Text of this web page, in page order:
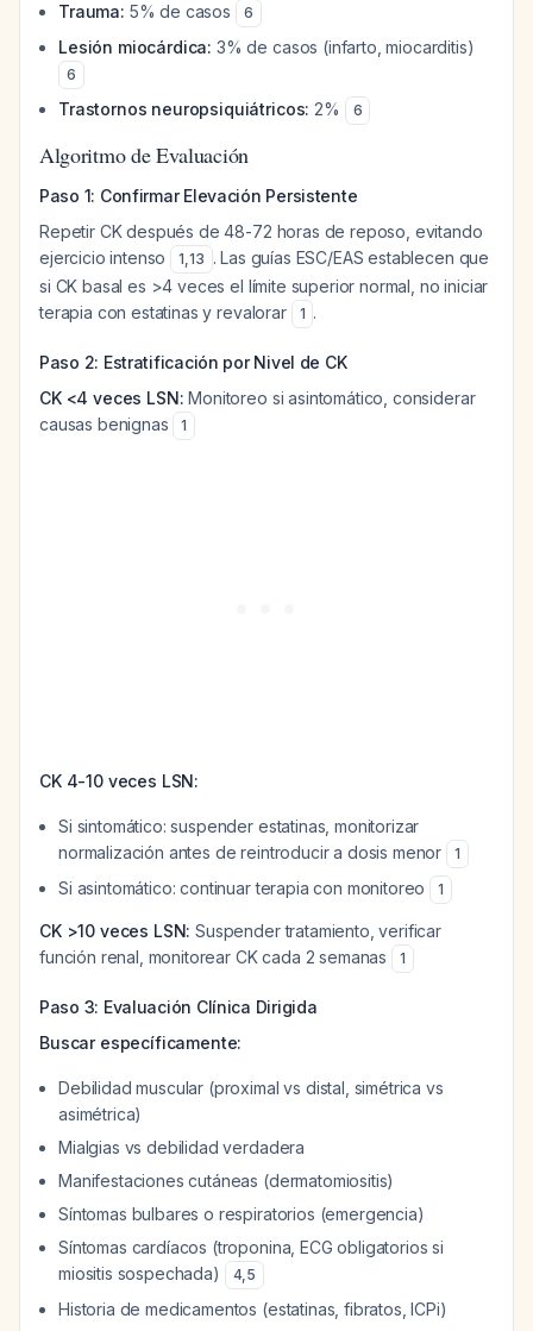
Trauma: 5% de casos 6
Lesión miocárdica: 3% de casos (infarto, miocarditis)
6
Trastornos neuropsiquiátricos: 2% 6
Algoritmo de Evaluación
Paso 1: Confirmar Elevación Persistente
Repetir CK después de 48-72 horas de reposo, evitando
ejercicio intenso
1,13 . Las guías ESC/EAS establecen que
si CK basal es >4 veces el límite superior normal, no iniciar
terapia con estatinas y revalorar
1 .
Paso 2: Estratificación por Nivel de CK
CK <4 veces LSN: Monitoreo si asintomático, considerar
causas benignas
1
CK 4-10 veces LSN:
Si sintomático: suspender estatinas, monitorizar
normalización antes de reintroducir a dosis menor
1
Si asintomático: continuar terapia con monitoreo 1
CK >10 veces LSN: Suspender tratamiento, verificar
función renal, monitorear CK cada 2 semanas
1
Paso 3: Evaluación Clínica Dirigida
Buscar específicamente:
Debilidad muscular (proximal vs distal, simétrica vs
asimétrica)
Mialgias vs debilidad verdadera
Manifestaciones cutáneas (dermatomiositis)
Síntomas bulbares o respiratorios (emergencia)
Síntomas cardíacos (troponina, ECG obligatorios si
miositis sospechada)
4,5
Historia de medicamentos (estatinas, fibratos, ICPi)